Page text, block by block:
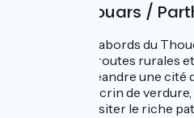
Jour 2 : Thouars /
De ci de là aux abords du
sur de petites routes rurales
détour d'un méandre une cité
arboré ou un écrin de
pauses pour visiter le riche